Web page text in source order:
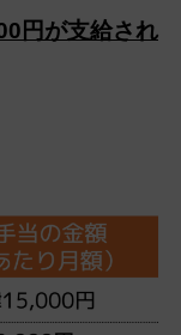
円が支給され